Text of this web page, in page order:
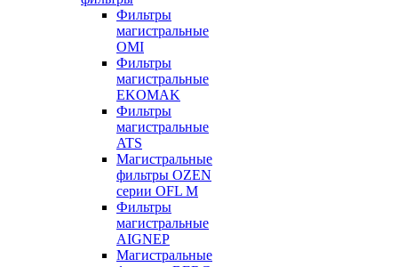
Фильтры
магистральные
OMI
Фильтры
магистральные
EKOMAK
Фильтры
магистральные
ATS
Магистральные
фильтры OZEN
серии OFL M
Фильтры
магистральные
AIGNEP
Магистральные